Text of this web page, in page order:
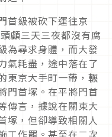
首級被砍下運往京
顱三天三夜都沒有腐
為尋求身體，而大發
氣耗盡，途中落在了
東京大手町一帶，輾
門首塚。在平將門首
傳言，據說在關東大
塚，但卻導致相關人
工作罷。甚至在二次